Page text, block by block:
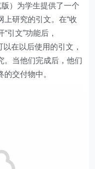
）为学生提供了一个
研究的引文。在“收
引文”功能后，
在以后使用的引文，
。当他们完成后，他们
交付物中。